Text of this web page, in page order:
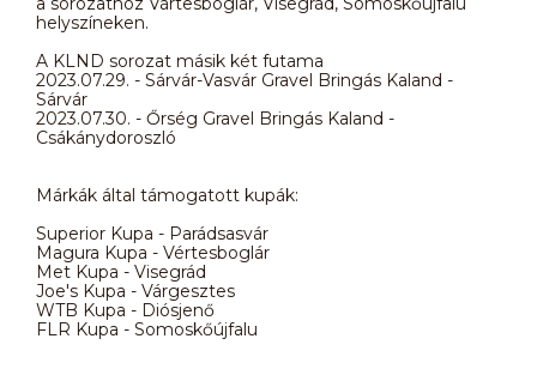
helyszíneken.
A KLND sorozat másik két futama
2023.07.29. - Sárvár-Vasvár Gravel Bringás Kaland -
Sárvár
2023.07.30. - Őrség Gravel Bringás Kaland -
Csákánydoroszló
Márkák által támogatott kupák:
Superior Kupa - Parádsasvár
Magura Kupa - Vértesboglár
Met Kupa - Visegrád
Joe's Kupa - Várgesztes
WTB Kupa - Diósjenő
FLR Kupa - Somoskőújfalu